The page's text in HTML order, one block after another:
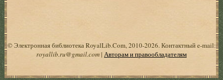
© Электронная библиотека RoyalLib.Com, 2010-2026. Контактный e-mail:
royallib.ru@gmail.com| Авторам и правообладателям